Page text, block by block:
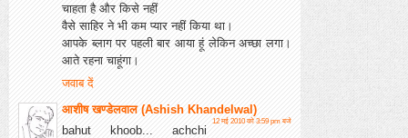
चाहता है और किसे नहीं
वैसे साहिर ने भी कम प्यार नहीं किया था।
आपके ब्लाग पर पहली बार आया हूं लेकिन अच्छा लगा।
आते रहना चाहूंगा।
जवाब दें
आशीष खण्डेलवाल (Ashish Khandelwal)
12 मई 2010 को 3:59 pm बजे
bahut khoob... achchi